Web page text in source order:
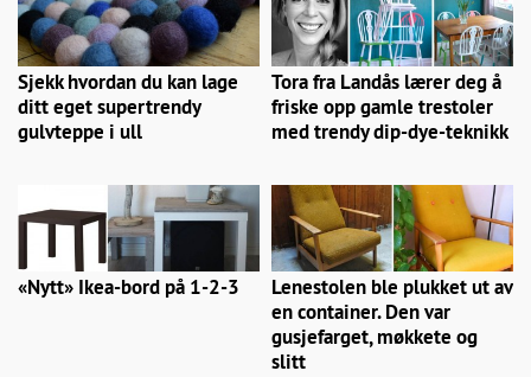
Sjekk hvordan du kan lage
ditt eget supertrendy
gulvteppe i ull
Tora fra Landås lærer deg å
friske opp gamle trestoler
med trendy dip-dye-teknikk
«Nytt» Ikea-bord på 1-2-3
Lenestolen ble plukket ut av
en container. Den var
gusjefarget, møkkete og
slitt